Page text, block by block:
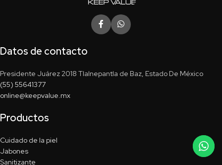
Datos de contacto
Presidente Juárez 2018 Tlalnepantla de Baz, Estado De México
(55) 55641377
online@keepvalue.mx
Productos
Cuidado de la piel
Jabones
Sanitizante